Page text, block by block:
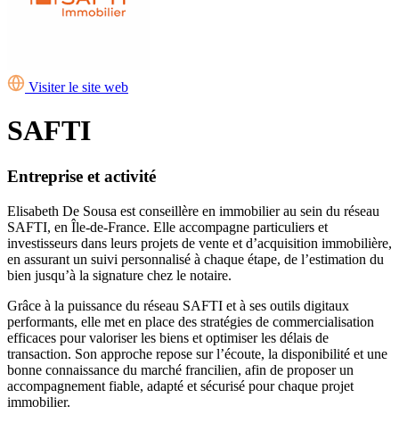
Visiter le site web
SAFTI
Entreprise et activité
Elisabeth De Sousa est conseillère en immobilier au sein du réseau
SAFTI, en Île-de-France. Elle accompagne particuliers et
investisseurs dans leurs projets de vente et d’acquisition immobilière,
en assurant un suivi personnalisé à chaque étape, de l’estimation du
bien jusqu’à la signature chez le notaire.
Grâce à la puissance du réseau SAFTI et à ses outils digitaux
performants, elle met en place des stratégies de commercialisation
efficaces pour valoriser les biens et optimiser les délais de
transaction. Son approche repose sur l’écoute, la disponibilité et une
bonne connaissance du marché francilien, afin de proposer un
accompagnement fiable, adapté et sécurisé pour chaque projet
immobilier.